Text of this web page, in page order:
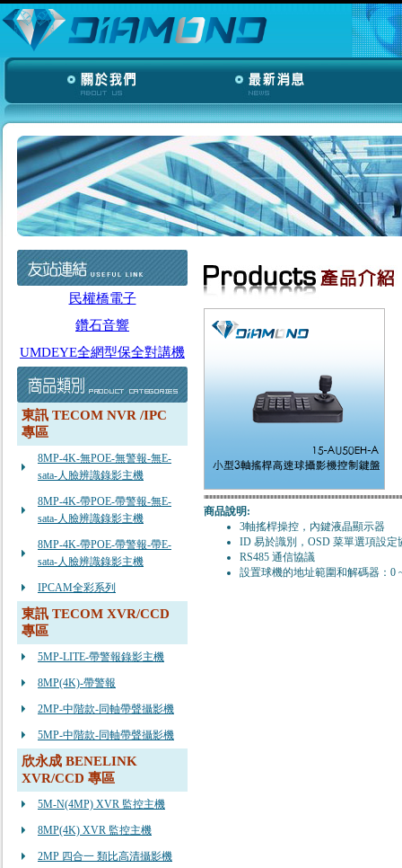
民權橋電子
鑽石音響
UMDEYE全網型保全對講機
東訊 TECOM NVR /IPC
專區
8MP-4K-無POE-無警報-無E-
sata-人臉辨識錄影主機
8MP-4K-帶POE-帶警報-無E-
sata-人臉辨識錄影主機
8MP-4K-帶POE-帶警報-帶E-
sata-人臉辨識錄影主機
IPCAM全彩系列
東訊 TECOM XVR/CCD
專區
5MP-LITE-帶警報錄影主機
8MP(4K)-帶警報
2MP-中階款-同軸帶聲攝影機
5MP-中階款-同軸帶聲攝影機
欣永成 BENELINK
XVR/CCD 專區
5M-N(4MP) XVR 監控主機
8MP(4K) XVR 監控主機
2MP 四合一 類比高清攝影機
商品說明:
3軸搖桿操控，內鍵液晶顯示器
ID 易於識別，OSD 菜單選項設定
RS485 通信協議
設置球機的地址範圍和解碼器：0